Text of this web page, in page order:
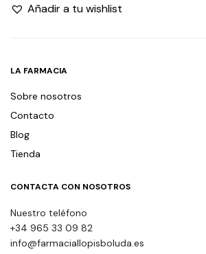
Añadir a tu wishlist
LA FARMACIA
Sobre nosotros
Contacto
Blog
Tienda
CONTACTA CON NOSOTROS
Nuestro teléfono
+34 965 33 09 82
info@farmaciallopisboluda.es